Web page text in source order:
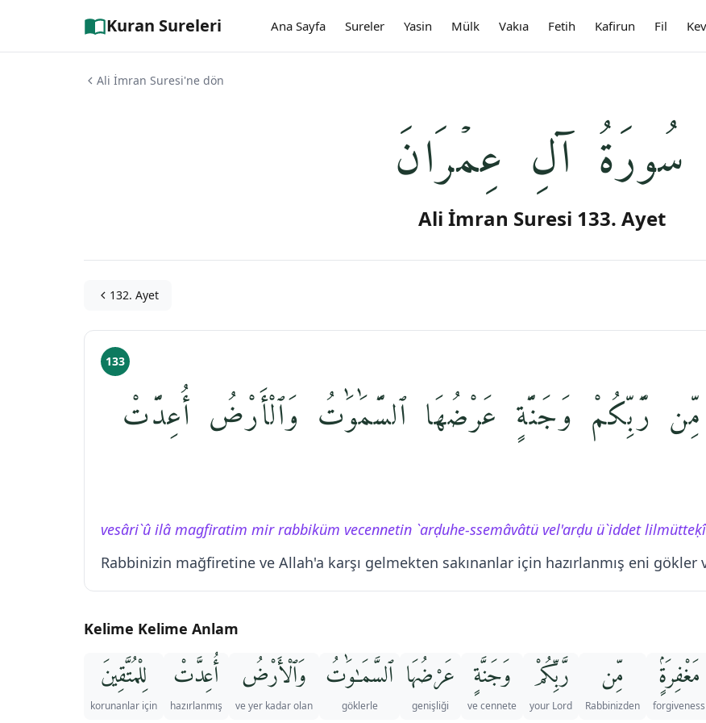
Kuran Sureleri Ana Sayfa Sureler Yasin Mülk Vakıa Fetih Kafirun Fil
Ali İmran Suresi'ne dön
سُورَةُ آلِ عِمۡرَانَ
Ali İmran Suresi 133. Ayet
132. Ayet
133
مِّن رَّبِّكُمْ وَجَنَّةٍ عَرْضُهَا ٱلسَّمَٰوَٰتُ وَٱلْأَرْضُ أُعِدَّتْ
vesâri`û ilâ magfiratim mir rabbiküm vecennetin `arḍuhe-ssemâvâtü vel'arḍu ü`iddet
Rabbinizin mağfiretine ve Allah'a karşı gelmekten sakınanlar için hazırlanmış eni
Kelime Kelime Anlam
مَغْفِرَةٍۢ
forgiveness
مِّن
Rabbinizden
رَّبِّكُمْ
your Lord
وَجَنَّةٍ
ve cennete
عَرْضُهَا
genişliği
ٱلسَّمَـٰوَٰتُ
göklerle
وَٱلْأَرْضُ
ve yer kadar olan
أُعِدَّتْ
hazırlanmış
لِلْمُتَّقِينَ
korunanlar için